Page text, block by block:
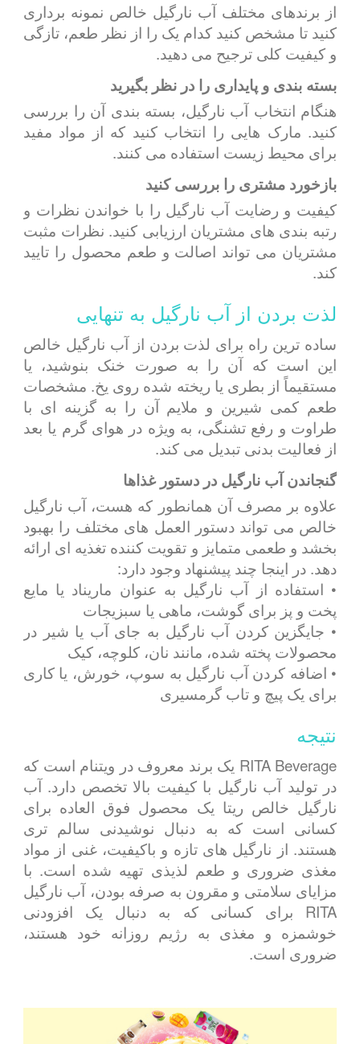
از برندهای مختلف آب نارگیل خالص نمونه برداری
کنید تا مشخص کنید کدام یک را از نظر طعم، تازگی
و کیفیت کلی ترجیح می دهید.
بسته بندی و پایداری را در نظر بگیرید
هنگام انتخاب آب نارگیل، بسته بندی آن را بررسی
کنید. مارک هایی را انتخاب کنید که از مواد مفید
برای محیط زیست استفاده می کنند.
بازخورد مشتری را بررسی کنید
کیفیت و رضایت آب نارگیل را با خواندن نظرات و
رتبه بندی های مشتریان ارزیابی کنید. نظرات مثبت
مشتریان می تواند اصالت و طعم محصول را تایید
کند.
لذت بردن از آب نارگیل به تنهایی
ساده ترین راه برای لذت بردن از آب نارگیل خالص
این است که آن را به صورت خنک بنوشید، یا
مستقیماً از بطری یا ریخته شده روی یخ. مشخصات
طعم کمی شیرین و ملایم آن را به گزینه ای با
طراوت و رفع تشنگی، به ویژه در هوای گرم یا بعد
از فعالیت بدنی تبدیل می کند.
گنجاندن آب نارگیل در دستور غذاها
علاوه بر مصرف آن همانطور که هست، آب نارگیل
خالص می تواند دستور العمل های مختلف را بهبود
بخشد و طعمی متمایز و تقویت کننده تغذیه ای ارائه
دهد. در اینجا چند پیشنهاد وجود دارد:
• استفاده از آب نارگیل به عنوان ماریناد یا مایع
پخت و پز برای گوشت، ماهی یا سبزیجات
• جایگزین کردن آب نارگیل به جای آب یا شیر در
محصولات پخته شده، مانند نان، کلوچه، کیک
• اضافه کردن آب نارگیل به سوپ، خورش، یا کاری
برای یک پیچ و تاب گرمسیری
نتیجه
RITA Beverage یک برند معروف در ویتنام است که
در تولید آب نارگیل با کیفیت بالا تخصص دارد. آب
نارگیل خالص ریتا یک محصول فوق العاده برای
کسانی است که به دنبال نوشیدنی سالم تری
هستند. از نارگیل های تازه و باکیفیت، غنی از مواد
مغذی ضروری و طعم لذیذی تهیه شده است. با
مزایای سلامتی و مقرون به صرفه بودن، آب نارگیل
RITA برای کسانی که به دنبال یک افزودنی
خوشمزه و مغذی به رژیم روزانه خود هستند،
ضروری است.